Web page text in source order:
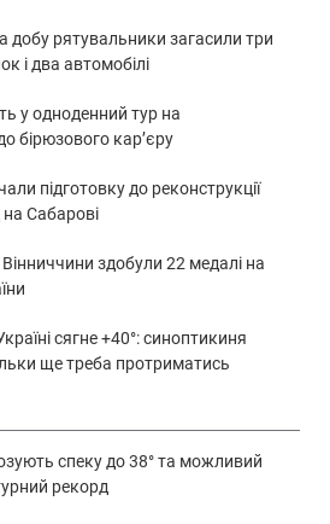
добу рятувальники загасили три
і два автомобілі
у одноденний тур на
бірюзового кар’єру
підготовку до реконструкції
Сабарові
здобули 22 медалі на
сягне +40°: синоптикиня
ще треба протриматись
спеку до 38° та можливий
рекорд